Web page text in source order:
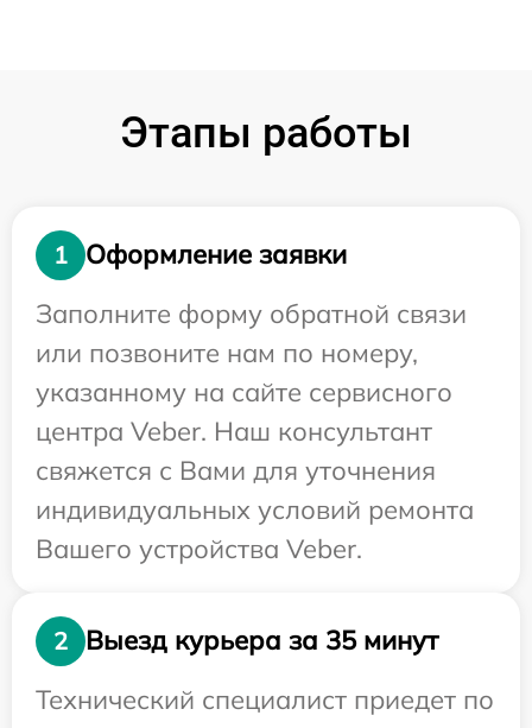
Этапы работы
1
Оформление заявки
Заполните форму обратной связи
или позвоните нам по номеру,
указанному на сайте сервисного
центра Veber. Наш консультант
свяжется с Вами для уточнения
индивидуальных условий ремонта
Вашего устройства Veber.
2
Выезд курьера за 35 минут
Технический специалист приедет по